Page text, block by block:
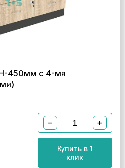
450мм c 4-мя
− +
Купить в 1
клик